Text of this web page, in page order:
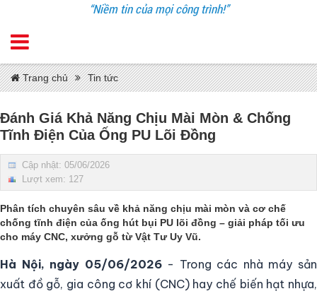
“Niềm tin của mọi công trình!”
Trang chủ Tin tức
Đánh Giá Khả Năng Chịu Mài Mòn & Chống
Tĩnh Điện Của Ống PU Lõi Đồng
Cập nhật: 05/06/2026
Lượt xem: 127
Phân tích chuyên sâu về khả năng chịu mài mòn và cơ chế
chống tĩnh điện của ống hút bụi PU lõi đồng – giải pháp tối ưu
cho máy CNC, xưởng gỗ từVật Tư Uy Vũ.
Hà Nội, ngày 05/06/2026- Trong các nhà máy sản
xuất đồ gỗ, gia công cơ khí (CNC) hay chế biến hạt nhựa,